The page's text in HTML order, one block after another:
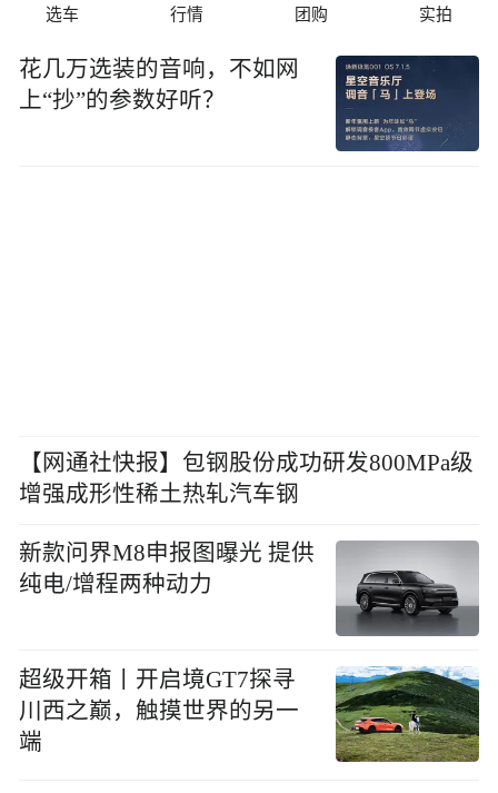
选车 行情 团购 实拍
花几万选装的音响，不如网
上“抄”的参数好听？
【网通社快报】包钢股份成功研发800MPa级
增强成形性稀土热轧汽车钢
新款问界M8申报图曝光 提供
纯电/增程两种动力
超级开箱丨开启境GT7探寻
川西之巅，触摸世界的另一
端